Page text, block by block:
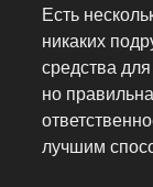
Есть
никаких
средства
но
лучшим